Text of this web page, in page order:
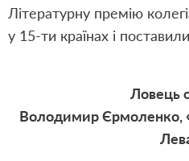
Літературну премію
у 15-ти країнах і
Ловець
Володимир Єрмоленко,